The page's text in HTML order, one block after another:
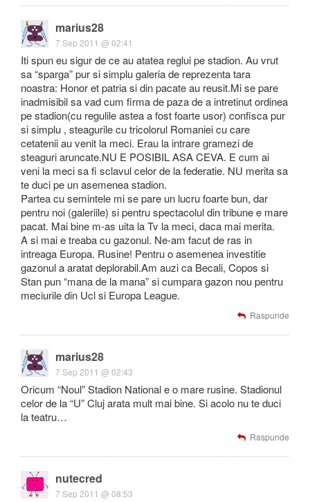
marius28
7 Sep 2011 @ 02:41
Iti spun eu sigur de ce au atatea reglui pe stadion. Au vrut
sa “sparga” pur si simplu galeria de reprezenta tara
noastra: Honor et patria si din pacate au reusit.Mi se pare
inadmisibil sa vad cum firma de paza de a intretinut ordinea
pe stadion(cu regulile astea a fost foarte usor) confisca pur
si simplu , steagurile cu tricolorul Romaniei cu care
cetatenii au venit la meci. Erau la intrare gramezi de
steaguri aruncate.NU E POSIBIL ASA CEVA. E cum ai
veni la meci sa fi sclavul celor de la federatie. NU merita sa
te duci pe un asemenea stadion.
Partea cu semintele mi se pare un lucru foarte bun, dar
pentru noi (galeriile) si pentru spectacolul din tribune e mare
pacat. Mai bine m-as uita la Tv la meci, daca mai merita.
A si mai e treaba cu gazonul. Ne-am facut de ras in
intreaga Europa. Rusine! Pentru o asemenea investitie
gazonul a aratat deplorabil.Am auzi ca Becali, Copos si
Stan pun “mana de la mana” si cumpara gazon nou pentru
meciurile din Ucl si Europa League.
Raspunde
marius28
7 Sep 2011 @ 02:43
Oricum “Noul” Stadion National e o mare rusine. Stadionul
celor de la “U” Cluj arata mult mai bine. Si acolo nu te duci
la teatru…
Raspunde
nutecred
7 Sep 2011 @ 08:53